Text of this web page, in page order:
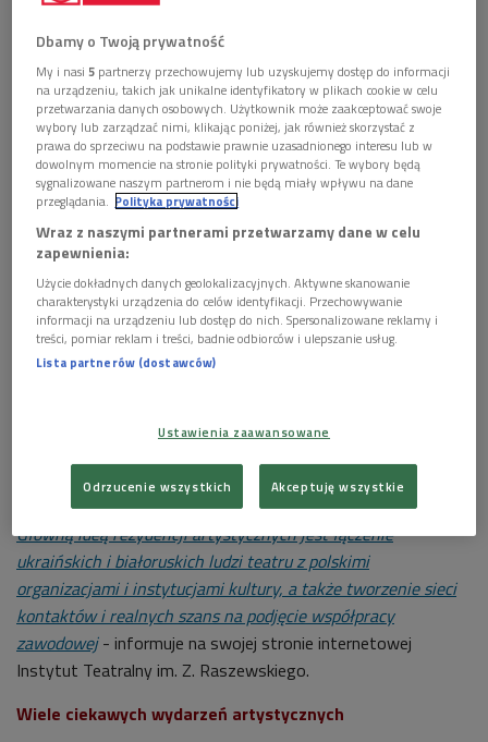
Instytut Teatralny im. Zbigniewa Raszewskiego ogłasza rejestrację dla polskich
instytucji kultury i organizacji pozarządowych do Programu Rezydencji
artystycznych dla twórców z Białorusi i Ukrainy Foto: mat. promocyjne
Gościem "Poranka Dwójki" była Elżbieta
Wrotnowska-Gmyz, dyrektor Instytutu Teatralnego
im. Zbigniewa Raszewskiego.
Rozmawialiśmy o przebiegu programu rezydencji
artystycznych dla twórców z Białorusi i z Ukrainy.
kolejnym już roku - chcemy wesprzeć ukraińskich i
białoruskich ludzi teatru, którzy nie mogą pracować w swoich
ojczyznach.
Główną ideą rezydencji artystycznych jest łączenie
ukraińskich i białoruskich ludzi teatru z polskimi
organizacjami i instytucjami kultury, a także tworzenie sieci
kontaktów i realnych szans na podjęcie współpracy
zawodowej - informuje na swojej stronie internetowej
Instytut Teatralny im. Z. Raszewskiego.
Wiele ciekawych wydarzeń artystycznych
Dbamy o Twoją prywatność
My i nasi5 partnerzy przechowujemy lub uzyskujemy dostęp do informacji
na urządzeniu, takich jak unikalne identyfikatory w plikach cookie w celu
przetwarzania danych osobowych. Użytkownik może zaakceptować swoje
wybory lub zarządzać nimi, klikając poniżej, jak również skorzystać z
prawa do sprzeciwu na podstawie prawnie uzasadnionego interesu lub w
dowolnym momencie na stronie polityki prywatności. Te wybory będą
sygnalizowane naszym partnerom i nie będą miały wpływu na dane
przeglądania. Polityka prywatności
Wraz z naszymi partnerami przetwarzamy dane w celu
zapewnienia:
Użycie dokładnych danych geolokalizacyjnych. Aktywne skanowanie
charakterystyki urządzenia do celów identyfikacji. Przechowywanie
informacji na urządzeniu lub dostęp do nich. Spersonalizowane reklamy i
treści, pomiar reklam i treści, badnie odbiorców i ulepszanie usług.
Lista partnerów (dostawców)
Ustawienia zaawansowane
Odrzucenie wszystkich Akceptuję wszystkie